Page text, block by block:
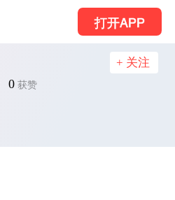
打开APP
0 获赞
+ 关注